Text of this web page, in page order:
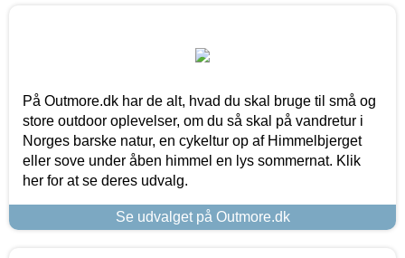
På Outmore.dk har de alt, hvad du skal bruge til små og
store outdoor oplevelser, om du så skal på vandretur i
Norges barske natur, en cykeltur op af Himmelbjerget
eller sove under åben himmel en lys sommernat. Klik
her for at se deres udvalg.
Se udvalget på Outmore.dk